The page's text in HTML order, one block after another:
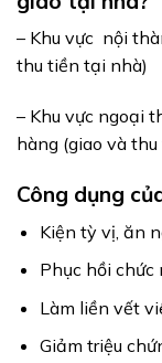
– Khu vực nội
thu tiền tại nhà)
– Khu vực ngoại
hàng (giao và
Công dụng
Kiện tỳ vị, ăn
Phục hồi chức
Làm liền vết
Giảm triệu